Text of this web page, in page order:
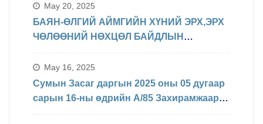
May 20, 2025
БАЯН-ӨЛГИЙ АЙМГИЙН ХҮНИЙ ЭРХ,ЭРХ
ЧӨЛӨӨНИЙ НӨХЦӨЛ БАЙДЛЫН
May 16, 2025
Сумын Засаг даргын 2025 оны 05 дугаар
сарын 16-ны өдрийн А/85 Захирамжаар